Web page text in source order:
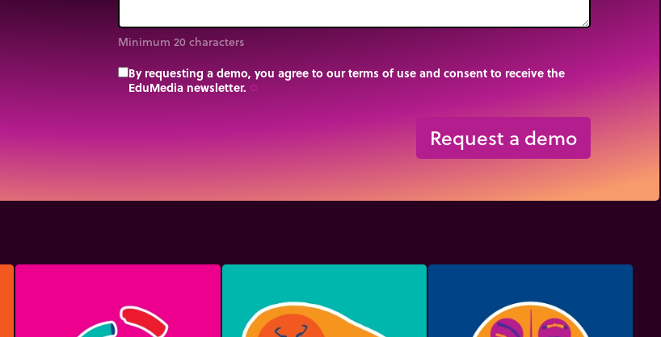
Minimum 20 characters
By requesting a demo, you agree to our terms of use and consent to receive the
EduMedia newsletter. trip_origin
Request a demo